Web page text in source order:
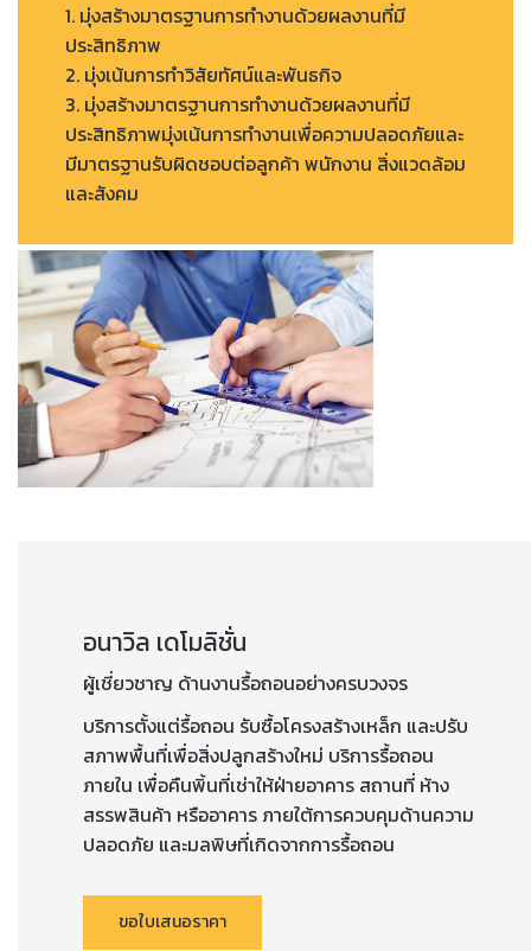
1. มุ่งสร้างมาตรฐานการทำงานด้วยผลงานที่มี
ประสิทธิภาพ
2. มุ่งเน้นการทำวิสัยทัศน์และพันธกิจ
3. มุ่งสร้างมาตรฐานการทำงานด้วยผลงานที่มี
ประสิทธิภาพมุ่งเน้นการทำงานเพื่อความปลอดภัยและ
มีมาตรฐานรับผิดชอบต่อลูกค้า พนักงาน สิ่งแวดล้อม
และสังคม
อนาวิล เดโมลิชั่น
ผู้เชี่ยวชาญ ด้านงานรื้อถอนอย่างครบวงจร
บริการตั้งแต่รื้อถอน รับซื้อโครงสร้างเหล็ก และปรับ
สภาพพื้นที่เพื่อสิ่งปลูกสร้างใหม่ บริการรื้อถอน
ภายใน เพื่อคืนพิ้นที่เช่าให้ฝ่ายอาคาร สถานที่ ห้าง
สรรพสินค้า หรืออาคาร ภายใต้การควบคุมด้านความ
ปลอดภัย และมลพิษที่เกิดจากการรื้อถอน
ขอใบเสนอราคา